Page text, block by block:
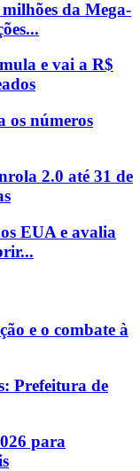
da Mega-
e vai a R$
os números
2.0 até 31 de
EUA e avalia
e o combate à
Prefeitura de
para